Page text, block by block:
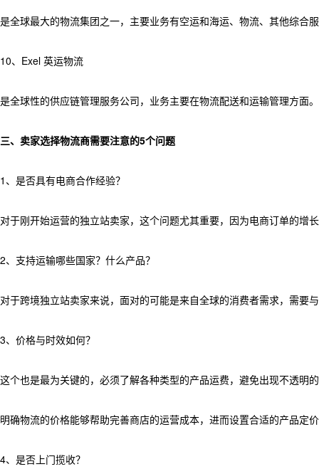
是全球最大的物流集团之一，主要业务有空运和海运、物流、其他综合
10、Exel 英运物流
是全球性的供应链管理服务公司，业务主要在物流配送和运输管理方面。
三、卖家选择物流商需要注意的5个问题
1、是否具有电商合作经验？
对于刚开始运营的独立站卖家，这个问题尤其重要，因为电商订单的
2、支持运输哪些国家？什么产品？
对于跨境独立站卖家来说，面对的可能是来自全球的消费者需求，需要
3、价格与时效如何？
这个也是最为关键的，必须了解各种类型的产品运费，避免出现不透明
明确物流的价格能够帮助完善商店的运营成本，进而设置合适的产品
4、是否上门揽收？